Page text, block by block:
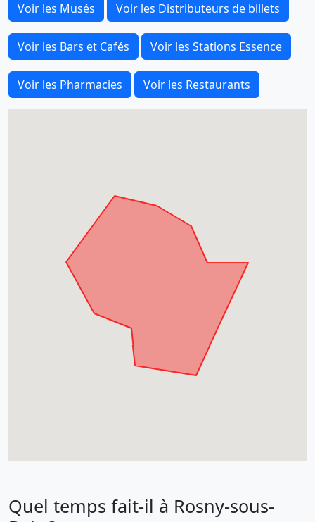
Voir les Musés Voir les Distributeurs de billets
Voir les Bars et Cafés Voir les Stations Essence
Voir les Pharmacies Voir les Restaurants
Quel temps fait-il à Rosny-sous-